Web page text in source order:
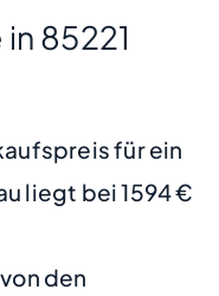
85221
für ein
liegt bei 1594 €
den